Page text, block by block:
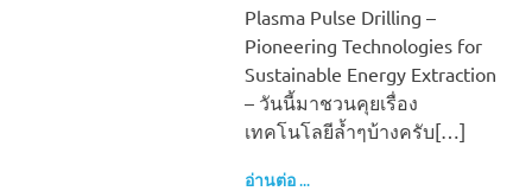
Plasma Pulse Drilling –
Pioneering Technologies for
Sustainable Energy Extraction
– วันนี้มาชวนคุยเรื่อง
เทคโนโลยีล้ำๆบ้างครับ[…]
อ่านต่อ ...